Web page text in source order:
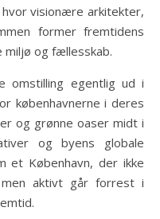
visionære arkitekter,
former fremtidens
og fællesskab.
omstilling egentlig ud i
københavnerne i deres
og grønne oaser midt i
og byens globale
et København, der ikke
aktivt går forrest i